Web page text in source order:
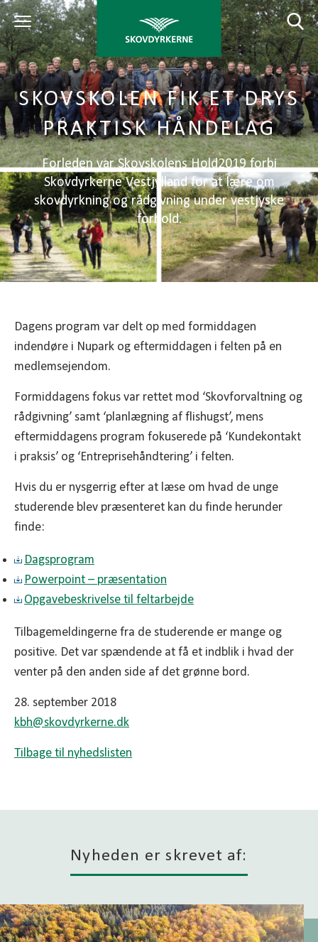
SKOVSKOLEN FIK ET DRYS
PRAKTISK HÅNDELAG
Forleden var Skovskolens Hold2019 forbi
Skovdyrkerne Vestjylland for at lære om
skovdyrkning og rådgivning under vestjyske
forhold.
Dagens program var delt op med formiddagen
indendøre i Nupark og eftermiddagen i felten på en
medlemsejendom.
Formiddagens fokus var rettet mod ‘Skovforvaltning og
rådgivning’ samt ‘planlægning af flishugst’, mens
eftermiddagens program fokuserede på ‘Kundekontakt
i praksis’ og ‘Entreprisehåndtering’ i felten.
Hvis du er nysgerrig efter at læse om hvad de unge
studerende blev præsenteret kan du finde herunder
finde:
Dagsprogram
Powerpoint – præsentation
Opgavebeskrivelse til feltarbejde
Tilbagemeldingerne fra de studerende er mange og
positive. Det var spændende at få et indblik i hvad der
venter på den anden side af det grønne bord.
28. september 2018
kbh@skovdyrkerne.dk
Tilbage til nyhedslisten
Nyheden er skrevet af: